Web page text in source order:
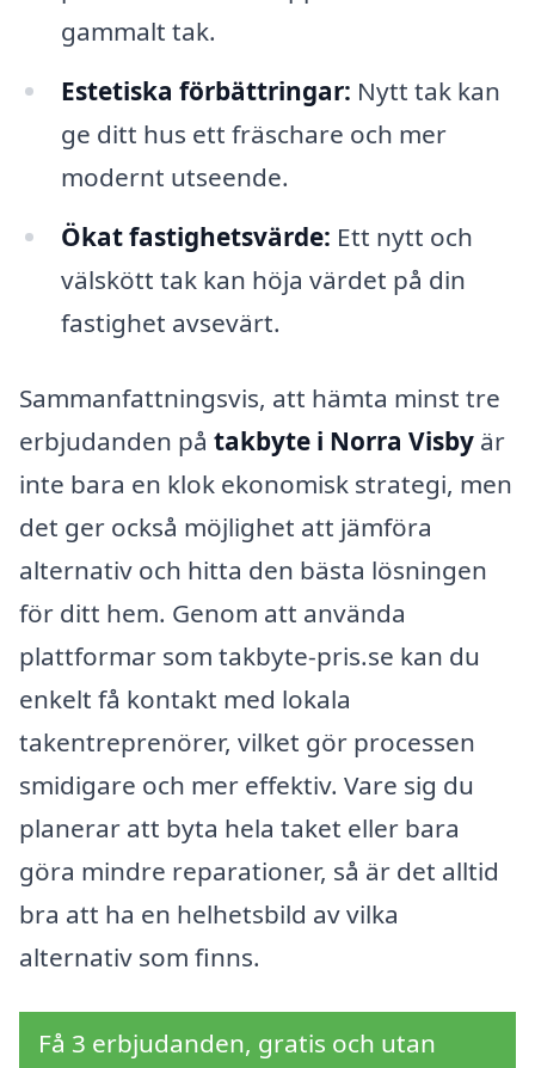
gammalt tak.
Estetiska förbättringar: Nytt tak kan
ge ditt hus ett fräschare och mer
modernt utseende.
Ökat fastighetsvärde: Ett nytt och
välskött tak kan höja värdet på din
fastighet avsevärt.
Sammanfattningsvis, att hämta minst tre
erbjudanden på takbyte i Norra Visby är
inte bara en klok ekonomisk strategi, men
det ger också möjlighet att jämföra
alternativ och hitta den bästa lösningen
för ditt hem. Genom att använda
plattformar som takbyte-pris.se kan du
enkelt få kontakt med lokala
takentreprenörer, vilket gör processen
smidigare och mer effektiv. Vare sig du
planerar att byta hela taket eller bara
göra mindre reparationer, så är det alltid
bra att ha en helhetsbild av vilka
alternativ som finns.
Få 3 erbjudanden, gratis och utan